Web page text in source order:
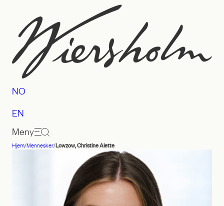
innhold
Advokatfirmaet
NO
EN
Meny
Hjem/Mennesker/Lowzow, Christine Alette